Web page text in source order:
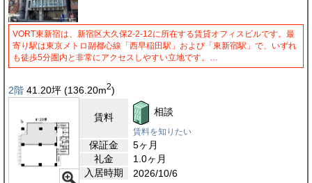
VORT東新宿は、新宿区大久保2-2-12に所在する賃貸オフィスビルです。最
寄り駅は東京メトロ副都心線「西早稲田駅」および「東新宿駅」で、いずれ
も徒歩5分圏内と非常にアクセスしやすい立地です。…
2階 41.20坪 (136.20m2)
賃料 相談
賃料を知りたい
保証金
5ヶ月
礼金
1.0ヶ月
入居時期
2026/10/6